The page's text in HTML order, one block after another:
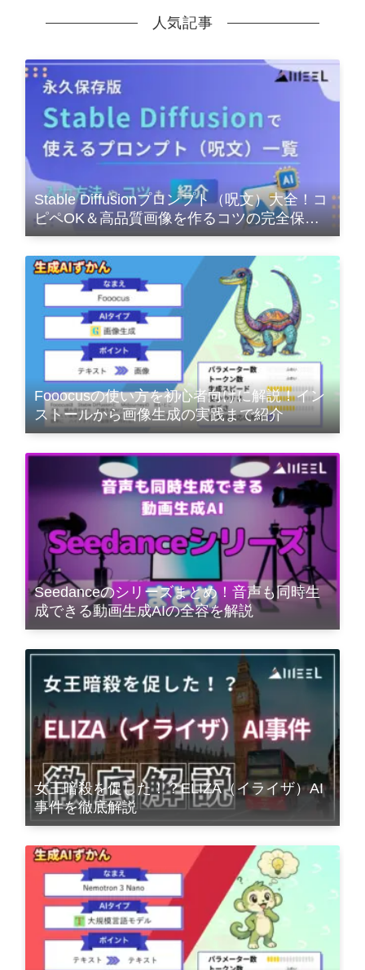
人気記事
Stable Diffusionプロンプト（呪文）大全！コ
ピペOK＆高品質画像を作るコツの完全保存
版
Fooocusの使い方を初心者向けに解説！イン
ストールから画像生成の実践まで紹介
Seedanceのシリーズまとめ！音声も同時生
成できる動画生成AIの全容を解説
女王暗殺を促した！？ELIZA（イライザ）AI
事件を徹底解説